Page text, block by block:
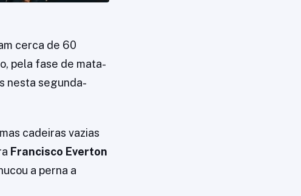
cerca de 60
pela fase de mata-
nesta segunda-
cadeiras vazias
Francisco Everton
a perna a